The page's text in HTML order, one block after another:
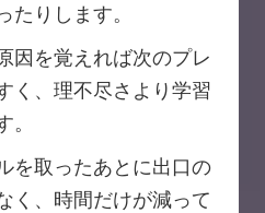
たりします。
因を覚えれば次のプレ
く、理不尽さより学習
を取ったあとに出口の
く、時間だけが減って